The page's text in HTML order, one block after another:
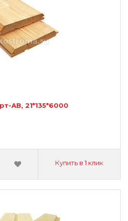
АВ, 21*135*6000
Купить в 1 клик